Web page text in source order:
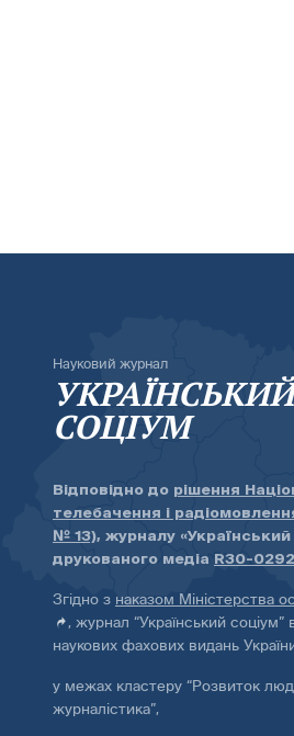
Науковий журнал
УКРАЇНСЬКИЙ
СОЦІУМ
Відповідно до рішення
телебачення і
№ 13), журналу
друкованого медіа R30-
Згідно з наказом Міністерства
, журнал “Український соціум”
наукових фахових видань
у межах кластеру “Розвиток
журналістика”,